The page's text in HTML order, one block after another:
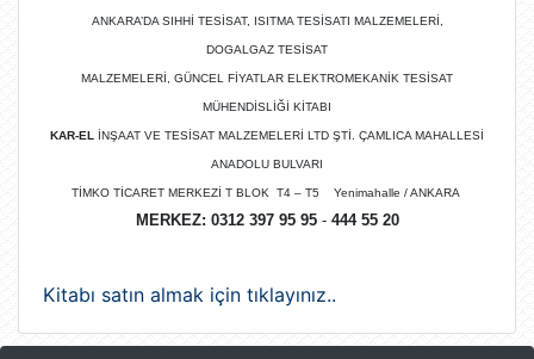
ANKARA’DA SIHHİ TESİSAT, ISITMA TESİSATI MALZEMELERİ,
DOGALGAZ TESİSAT
MALZEMELERİ, GÜNCEL FİYATLAR ELEKTROMEKANİK TESİSAT
MÜHENDİSLİĞİ KİTABI
KAR-EL İNŞAAT VE TESİSAT MALZEMELERİ LTD ŞTİ. ÇAMLICA MAHALLESİ
ANADOLU BULVARI
TİMKO TİCARET MERKEZİ T BLOK T4 – T5 Yenimahalle / ANKARA
MERKEZ: 0312 397 95 95- 444 55 20
Kitabı satın almak için tıklayınız..